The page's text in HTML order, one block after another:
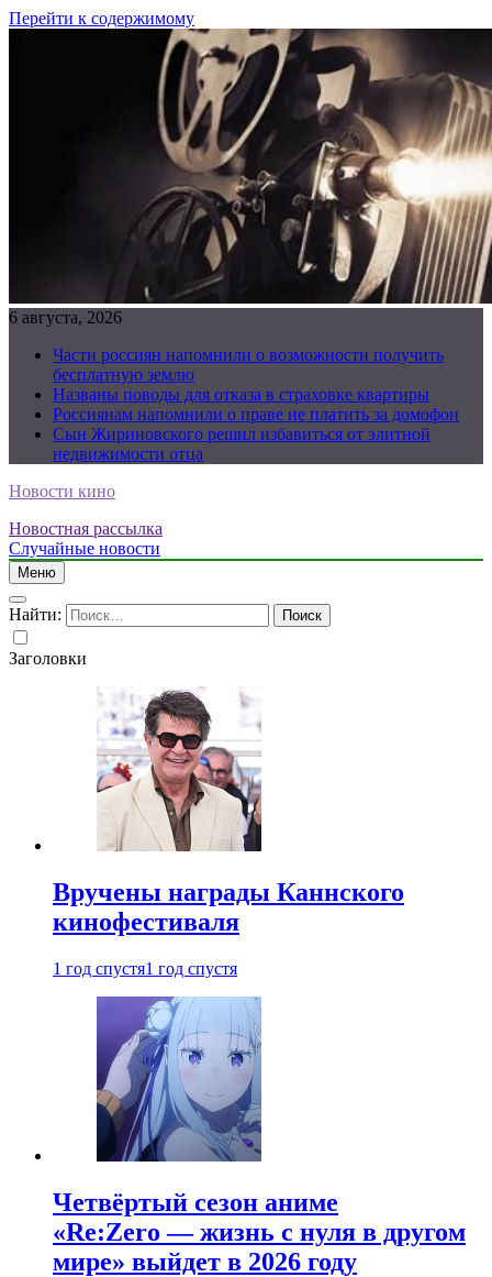
Перейти к содержимому
6 августа, 2026
Части россиян напомнили о возможности получить
бесплатную землю
Названы поводы для отказа в страховке квартиры
Россиянам напомнили о праве не платить за домофон
Сын Жириновского решил избавиться от элитной
недвижимости отца
Новости кино
Новостная рассылка
Случайные новости
Меню
Найти:
Заголовки
Вручены награды Каннского
кинофестиваля
1 год спустя1 год спустя
Четвёртый сезон аниме
«Re:Zero — жизнь с нуля в другом
мире» выйдет в 2026 году